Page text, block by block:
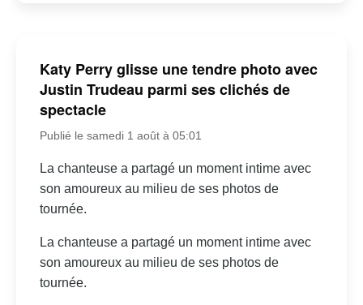
Katy Perry glisse une tendre photo avec
Justin Trudeau parmi ses clichés de
spectacle
Publié le samedi 1 août à 05:01
La chanteuse a partagé un moment intime avec
son amoureux au milieu de ses photos de
tournée.
La chanteuse a partagé un moment intime avec
son amoureux au milieu de ses photos de
tournée.